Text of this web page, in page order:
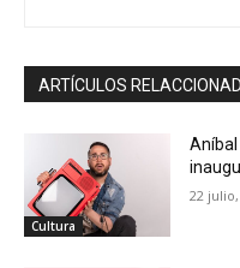
ARTÍCULOS
Cultura
22